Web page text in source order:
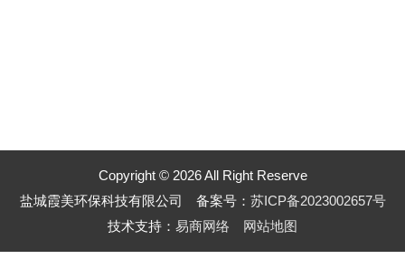
Copyright © 2026 All Right Reserve
盐城霞美环保科技有限公司 备案号： 苏ICP备2023002657号
技术支持： 易商网络 网站地图